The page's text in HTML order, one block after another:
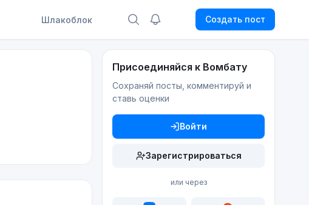
Шлакоблок Создать пост
Присоединяйся к Вомбату
Сохраняй посты, комментируй и
ставь оценки
Войти
Зарегистрироваться
или через